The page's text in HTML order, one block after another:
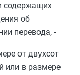
содержащих
об
перевода, -
от двухсот
или в размере